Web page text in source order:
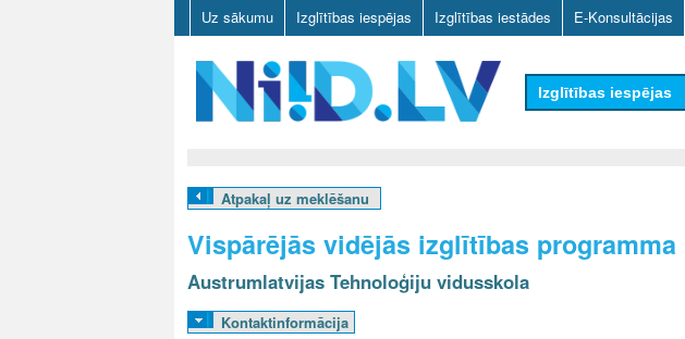
Skip
to
main
content
Uz sākumu Izglītības iespējas Izglītības iestādes E-Konsultācijas
D
Izglītības iespējas
Atpakaļ uz meklēšanu
Vispārējās vidējās izglītības programma
Austrumlatvijas Tehnoloģiju vidusskola
Kontaktinformācija